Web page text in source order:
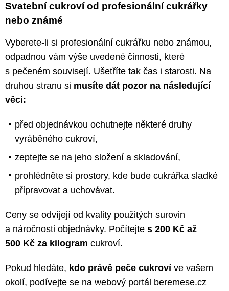
Svatební cukroví od profesionální cukrářky
nebo známé
Vyberete-li si profesionální cukrářku nebo známou,
odpadnou vám výše uvedené činnosti, které
s pečeném souvisejí. Ušetříte tak čas i starosti. Na
druhou stranu si musíte dát pozor na následující
věci:
před objednávkou ochutnejte některé druhy
vyráběného cukroví,
zeptejte se na jeho složení a skladování,
prohlédněte si prostory, kde bude cukrářka sladké
připravovat a uchovávat.
Ceny se odvíjejí od kvality použitých surovin
a náročnosti objednávky. Počítejte s 200 Kč až
500 Kč za kilogram cukroví.
Pokud hledáte, kdo právě peče cukroví ve vašem
okolí, podívejte se na webový portál beremese.cz